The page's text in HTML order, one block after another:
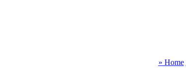
» Home